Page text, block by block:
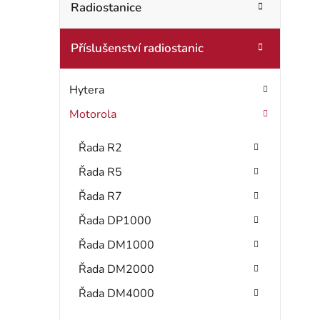
r
a
n
n
r
e
Radiostanice
Příslušenství radiostanic
Hytera
Motorola
Řada R2
Řada R5
Řada R7
Řada DP1000
Řada DM1000
Řada DM2000
Řada DM4000